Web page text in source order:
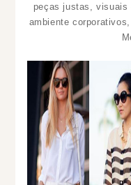
peças justas, visuais
ambiente